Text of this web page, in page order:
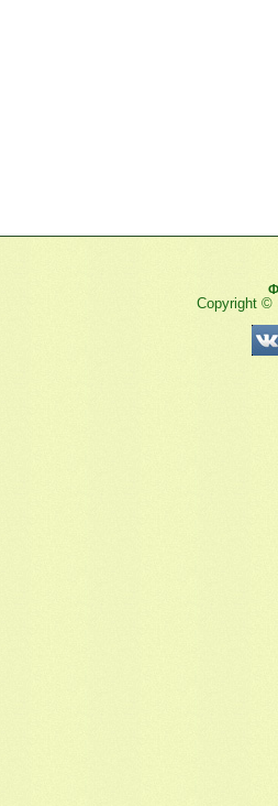
Copyright ©